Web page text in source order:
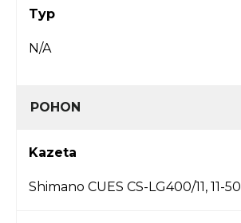
Typ
N/A
POHON
Kazeta
Shimano CUES CS-LG400/11, 11-50